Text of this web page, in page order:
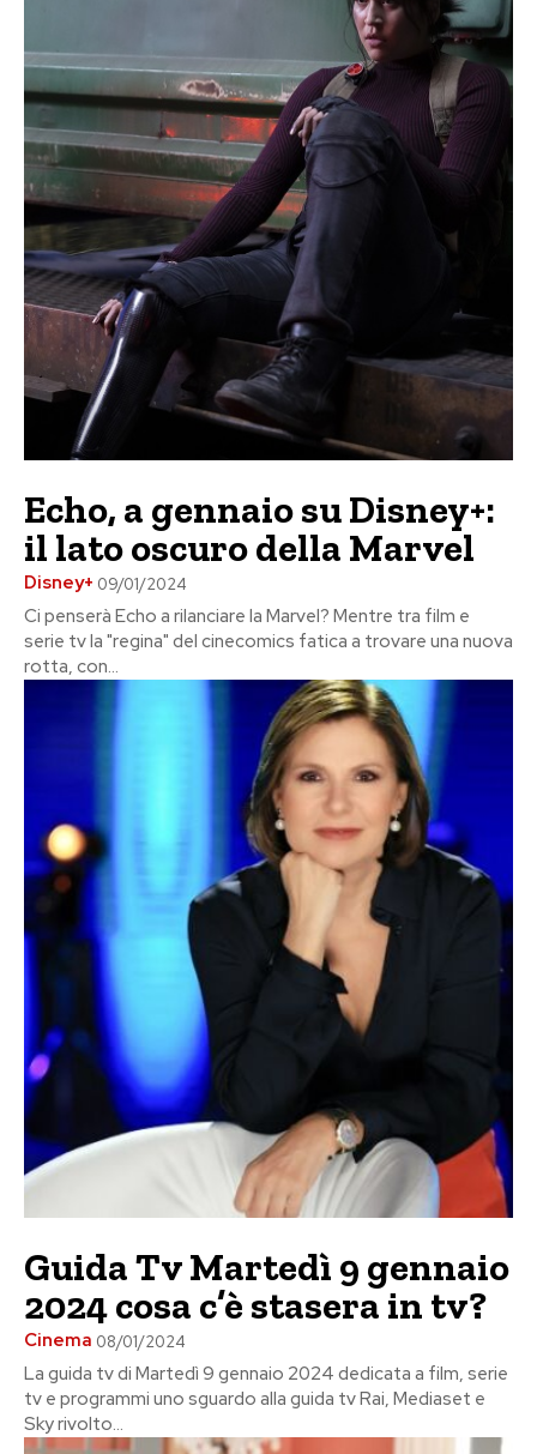
Echo, a gennaio su Disney+:
il lato oscuro della Marvel
Disney+ 09/01/2024
Ci penserà Echo a rilanciare la Marvel? Mentre tra film e
serie tv la "regina" del cinecomics fatica a trovare una nuova
rotta, con...
Guida Tv Martedì 9 gennaio
2024 cosa c’è stasera in tv?
Cinema 08/01/2024
La guida tv di Martedì 9 gennaio 2024 dedicata a film, serie
tv e programmi uno sguardo alla guida tv Rai, Mediaset e
Sky rivolto...